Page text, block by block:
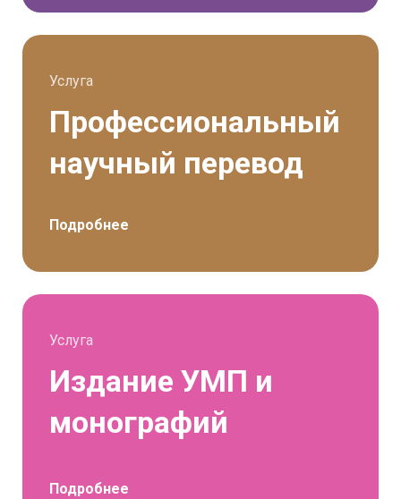
Услуга
Профессиональный
научный перевод
Подробнее
Услуга
Издание УМП и
монографий
Подробнее